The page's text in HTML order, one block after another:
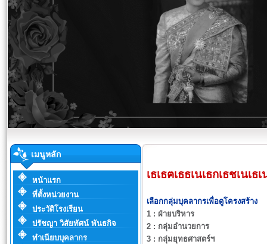
เมนูหลัก
หน้าแรก
ที่ตั้งหน่วยงาน
ประวัติโรงเรียน
ปรัชญา วิสัยทัศน์ พันธกิจ
ทำเนียบบุคลากร
เธเธฅเธธเนเธกเธชเนเ
เลือกกลุ่มบุคลากรเพื่อดูโครงสร้าง
1 : ฝ่ายบริหาร
2 : กลุ่มอำนวยการ
3 : กลุ่มยุทธศาสตร์ฯ